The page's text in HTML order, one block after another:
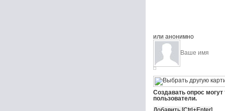
или анонимно
Создавать опрос
пользователи.